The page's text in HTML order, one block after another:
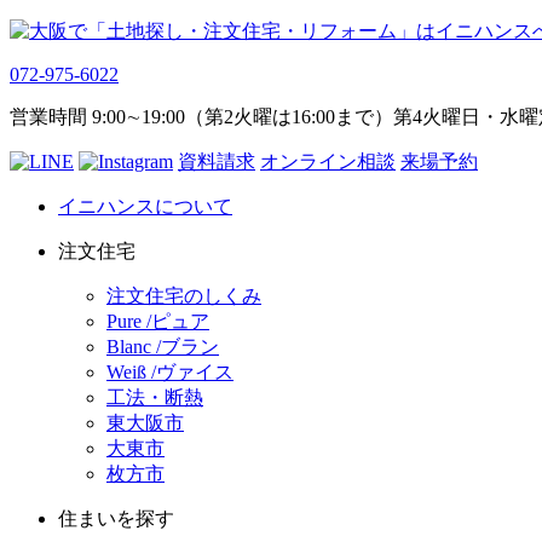
072-975-6022
営業時間 9:00∼19:00（第2火曜は16:00まで）第4火曜日・水
資料請求 オンライン相談 来場予約
イニハンスについて
注文住宅
注文住宅のしくみ
Pure /ピュア
Blanc /ブラン
Weiß /ヴァイス
工法・断熱
東大阪市
大東市
枚方市
住まいを探す